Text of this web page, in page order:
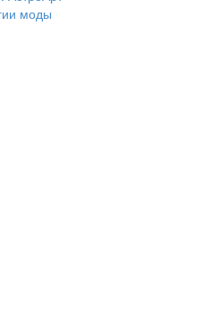
моды